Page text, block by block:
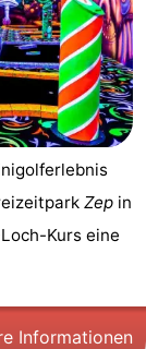
Zep in
Kurs eine
Informationen